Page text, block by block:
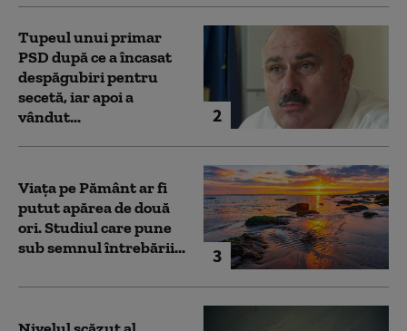
2
Tupeul unui primar
PSD după ce a încasat
despăgubiri pentru
secetă, iar apoi a
vândut...
3
Viața pe Pământ ar fi
putut apărea de două
ori. Studiul care pune
sub semnul întrebării...